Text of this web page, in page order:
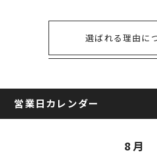
選ばれる理由に
営業日カレンダー
8月